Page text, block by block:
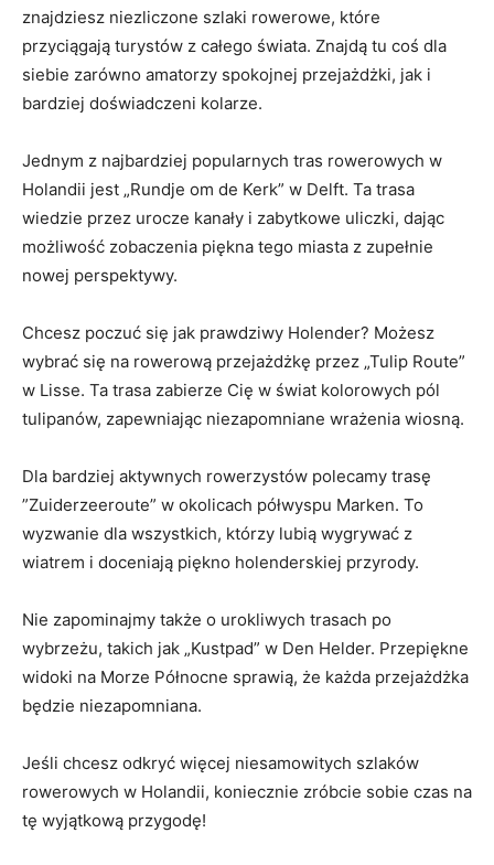
znajdziesz‌ niezliczone‌ szlaki‌ rowerowe,⁣ które
‍przyciągają turystów z całego świata. Znajdą tu coś dla
siebie zarówno amatorzy spokojnej przejażdżki, jak i
bardziej ⁤doświadczeni kolarze.
Jednym‍ z najbardziej‍ popularnych tras rowerowych w
Holandii jest „Rundje ⁢om de⁣ Kerk” w Delft. Ta⁤ trasa
wiedzie ⁤przez urocze kanały i zabytkowe⁢ uliczki, dając
możliwość zobaczenia ⁣piękna tego miasta z zupełnie
‍nowej ‌perspektywy.
Chcesz ⁤poczuć się jak prawdziwy Holender? Możesz
wybrać się na rowerową przejażdżkę przez „Tulip Route”
w ⁢Lisse. Ta‍ trasa zabierze Cię w świat kolorowych ⁣pól
tulipanów, ⁢zapewniając niezapomniane wrażenia wiosną.
Dla bardziej aktywnych rowerzystów polecamy trasę
⁣”Zuiderzeeroute” w okolicach półwyspu Marken. To
wyzwanie ⁣dla wszystkich, którzy lubią wygrywać z
wiatrem i doceniają piękno​ holenderskiej przyrody.
Nie zapominajmy ‌także o urokliwych trasach po
wybrzeżu, ⁣takich jak‍ „Kustpad” w Den Helder. Przepiękne
widoki na Morze Północne sprawią, że każda przejażdżka‍
będzie niezapomniana. ⁣
Jeśli chcesz odkryć więcej niesamowitych szlaków
⁤rowerowych w ⁤Holandii, koniecznie zróbcie sobie czas⁣ na
‌tę ⁢wyjątkową przygodę!